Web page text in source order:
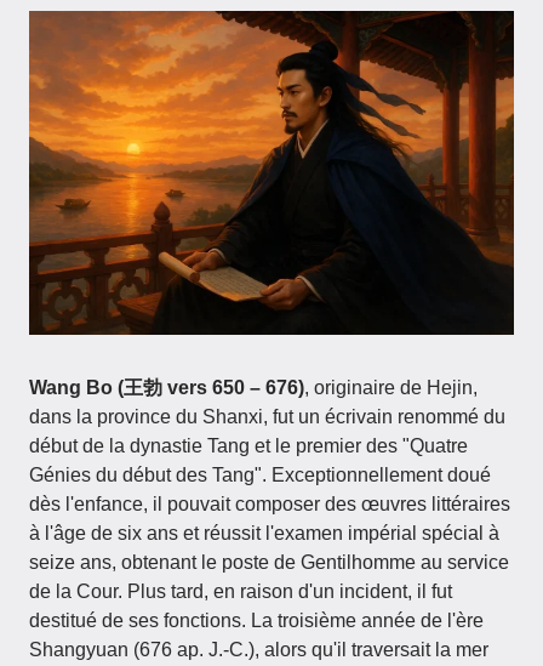
Wang Bo (王勃 vers 650 – 676), originaire de Hejin,
dans la province du Shanxi, fut un écrivain renommé du
début de la dynastie Tang et le premier des "Quatre
Génies du début des Tang". Exceptionnellement doué
dès l'enfance, il pouvait composer des œuvres littéraires
à l'âge de six ans et réussit l'examen impérial spécial à
seize ans, obtenant le poste de Gentilhomme au service
de la Cour. Plus tard, en raison d'un incident, il fut
destitué de ses fonctions. La troisième année de l'ère
Shangyuan (676 ap. J.-C.), alors qu'il traversait la mer